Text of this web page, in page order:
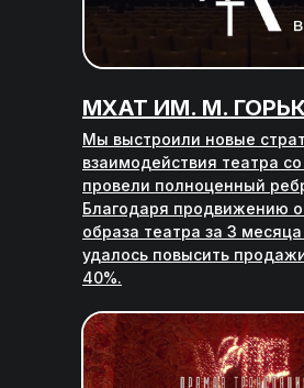
МХАТ ИМ. М.
Мы выстроили новые
взаимодействия театра
провели полноценный
Благодаря продвижению
образа театра за 3
удалось повысить
40%.